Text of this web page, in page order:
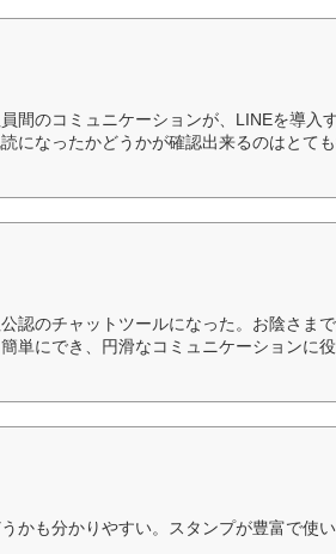
間のコミュニケーションが、LINEを導入
になったかどうかが確認出来るのはとて
認のチャットツールになった。お陰さま
単にでき、円滑なコミュニケーションに役
かも分かりやすい。スタンプが豊富で使い